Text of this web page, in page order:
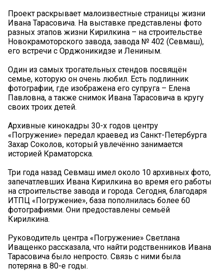
Проект раскрывает малоизвестные страницы жизни
Ивана Тарасовича. На выставке представлены фото
разных этапов жизни Кирилкина – на строительстве
Новокрамоторского завода, завода № 402 (Севмаш),
его встречи с Орджоникидзе и Лениным.
Один из самых трогательных стендов посвящён
семье, которую он очень любил. Есть подлинник
фотографии, где изображена его супруга – Елена
Павловна, а также снимок Ивана Тарасовича в кругу
своих троих детей.
Архивные кинокадры 30-х годов центру
«Погружение» передал краевед из Санкт-Петербурга
Захар Соколов, который увлечённо занимается
историей Краматорска.
Три года назад Севмаш имел около 10 архивных фото,
запечатлевших Ивана Кирилкина во время его работы
на строительстве завода и города. Сегодня, благодаря
ИТПЦ «Погружение», база пополнилась более 60
фотографиями. Они предоставлены семьёй
Кирилкина.
Руководитель центра «Погружение» Светлана
Иващенко рассказала, что найти родственников Ивана
Тарасовича было непросто. Связь с ними была
потеряна в 80-е годы.